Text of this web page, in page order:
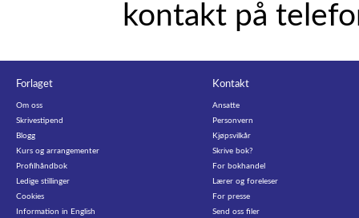
kontakt på
Forlaget
Om oss
Skrivestipend
Blogg
Kurs og arrangementer
Profilhåndbok
Ledige stillinger
Cookies
Information in English
Kontakt
Ansatte
Personvern
Kjøpsvilkår
Skrive bok?
For bokhandel
Lærer og foreleser
For presse
Send oss filer